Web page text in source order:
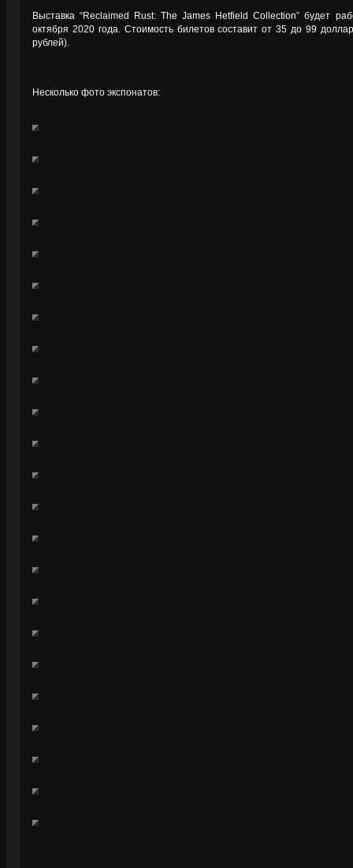
Выставка “Reclaimed Rust: The James Hetfield Collection” будет
октября 2020 года. Стоимость билетов составит от 35 до 99
рублей).
Несколько фото экспонатов: